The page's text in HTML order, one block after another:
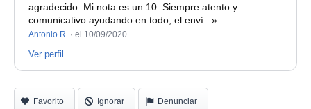
agradecido. Mi nota es un 10. Siempre atento y
comunicativo ayudando en todo, el enví...»
Antonio R. · el 10/09/2020
Ver perfil
Favorito Ignorar Denunciar